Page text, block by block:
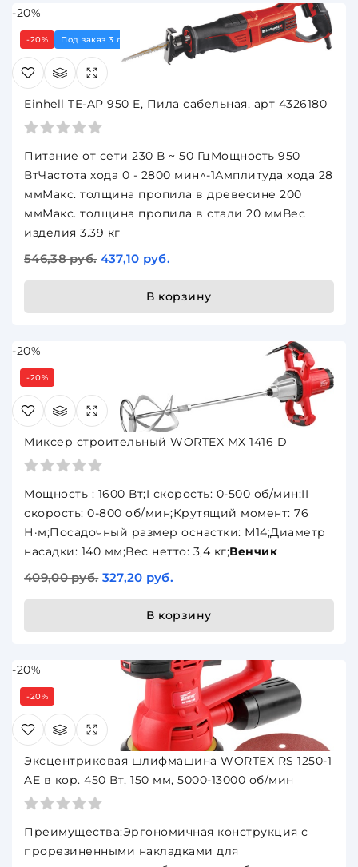
-20%
-20% Под заказ 3 дня
Einhell TE-AP 950 E, Пила сабельная, арт 4326180
Питание от сети 230 В ~ 50 ГцМощность 950
ВтЧастота хода 0 - 2800 мин^-1Амплитуда хода 28
ммМакс. толщина пропила в древесине 200
ммМакс. толщина пропила в стали 20 ммВес
изделия 3.39 кг
546,38 руб. 437,10 руб.
В корзину
-20%
-20%
Миксер строительный WORTEX MX 1416 D
Мощность : 1600 Вт;I скорость: 0-500 об/мин;II
скорость: 0-800 об/мин;Крутящий момент: 76
Н·м;Посадочный размер оснастки: М14;Диаметр
насадки: 140 мм;Вес нетто: 3,4 кг;Венчик
409,00 руб. 327,20 руб.
В корзину
-20%
-20%
Эксцентриковая шлифмашина WORTEX RS 1250-1
AE в кор. 450 Вт, 150 мм, 5000-13000 об/мин
Преимущества:Эргономичная конструкция с
прорезиненными накладками для